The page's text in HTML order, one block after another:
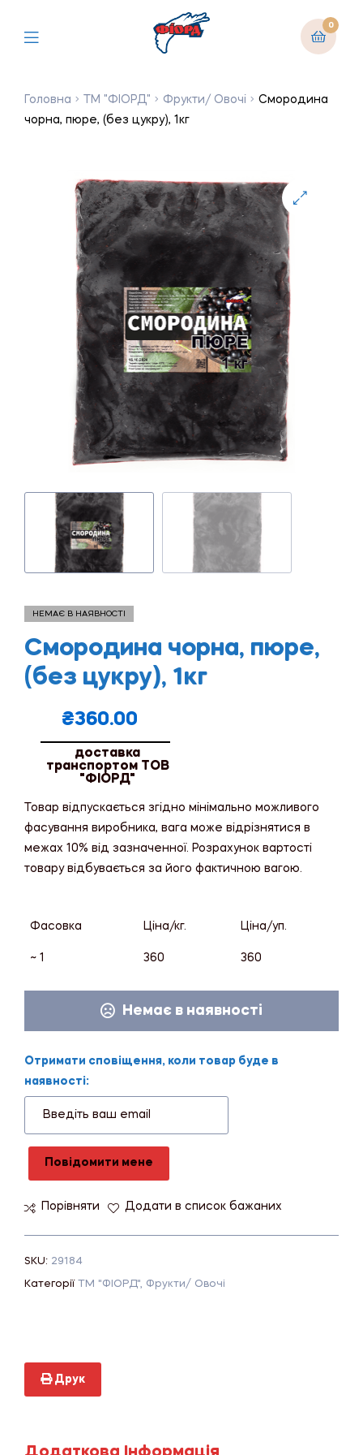
0
Головна ТМ "ФІОРД" Фрукти/ Овочі
Смородина
чорна, пюре, (без цукру), 1кг
НЕМАЄ В НАЯВНОСТІ
Смородина чорна, пюре,
(без цукру), 1кг
₴360.00
доставка
транспортом ТОВ
"ФІОРД"
Товар відпускається згідно мінімально можливого
фасування виробника, вага може відрізнятися в
межах 10% від зазначенної. Розрахунок вартості
товару відбувається за його фактичною вагою.
Фасовка Ціна/кг. Ціна/уп.
~ 1 360 360
Немає в наявності
Отримати сповіщення, коли товар буде в
наявності:
Повідомити мене
Порівняти Додати в список бажаних
SKU: 29184
Категорії ТМ "ФІОРД", Фрукти/ Овочі
Друк